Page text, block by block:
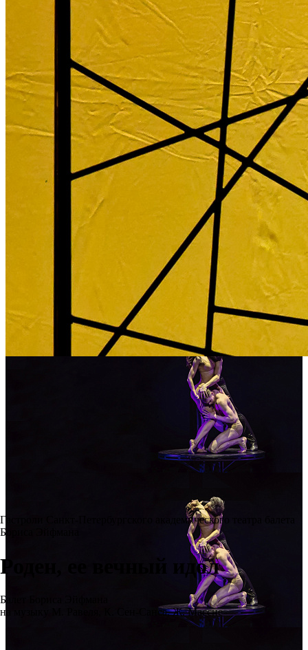
Гастроли Санкт-Петербургского академического театра балета
Бориса Эйфмана
Роден, ее вечный идол
Балет Бориса Эйфмана
на музыку М. Равеля, К. Сен-Санса, Ж. Массне